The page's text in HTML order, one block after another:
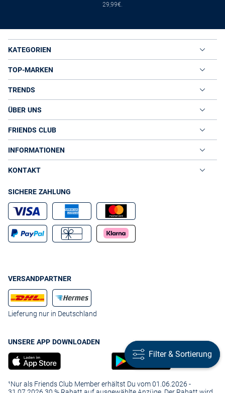
29,99€.
KATEGORIEN
TOP-MARKEN
TRENDS
ÜBER UNS
FRIENDS CLUB
INFORMATIONEN
KONTAKT
SICHERE ZAHLUNG
VERSANDPARTNER
Lieferung nur in Deutschland
UNSERE APP DOWNLOADEN
¹Nur als Friends Club Member erhältst Du vom 01.06.2026 -
Filter & Sortierung
Filter & Sortierung